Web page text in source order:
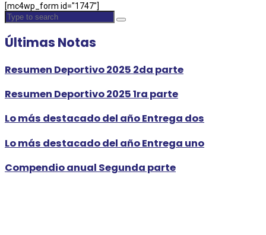
[mc4wp_form id="1747"]
Últimas Notas
Resumen Deportivo 2025 2da parte
Resumen Deportivo 2025 1ra parte
Lo más destacado del año Entrega dos
Lo más destacado del año Entrega uno
Compendio anual Segunda parte